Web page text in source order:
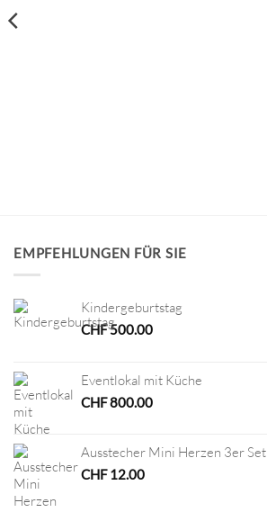
EMPFEHLUNGEN FÜR SIE
Kindergeburtstag
CHF500.00
Eventlokal mit Küche
CHF800.00
Ausstecher Mini Herzen 3er Set
CHF12.00